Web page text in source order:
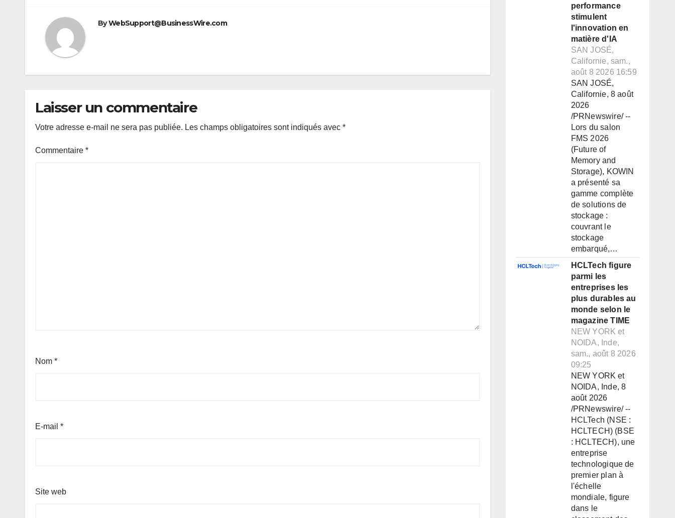
ByWebSupport@BusinessWire.com
Laisser un commentaire
Votre adresse e-mail ne sera pas publiée. Les champs obligatoires sont indiqués avec *
Commentaire *
Nom *
E-mail *
Site web
performance
stimulent
l'innovation en
matière d'IA
SAN JOSÉ,
Californie, sam.,
août 8 2026 16:59
SAN JOSÉ,
Californie, 8 août
2026
/PRNewswire/ --
Lors du salon
FMS 2026
(Future of
Memory and
Storage), KOWIN
a présenté sa
gamme complète
de solutions de
stockage :
couvrant le
stockage
embarqué,…
HCLTech figure
parmi les
entreprises les
plus durables au
monde selon le
magazine TIME
NEW YORK et
NOIDA, Inde,
sam., août 8 2026
09:25
NEW YORK et
NOIDA, Inde, 8
août 2026
/PRNewswire/ --
HCLTech (NSE :
HCLTECH) (BSE
: HCLTECH), une
entreprise
technologique de
premier plan à
l'échelle
mondiale, figure
dans le